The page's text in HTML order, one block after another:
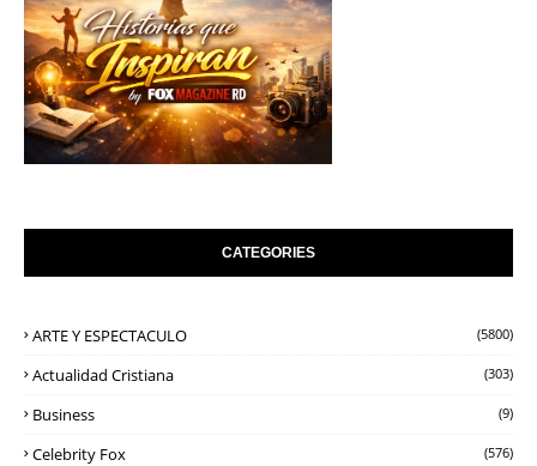
CATEGORIES
ARTE Y ESPECTACULO (5800)
Actualidad Cristiana (303)
Business (9)
Celebrity Fox (576)